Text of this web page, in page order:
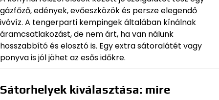
gázfőző, edények, evőeszközök és persze elegendő
ivóvíz. A tengerparti kempingek általában kínálnak
áramcsatlakozást, de nem árt, ha van nálunk
hosszabbító és elosztó is. Egy extra sátoralátét vagy
ponyva is jól jöhet az esős időkre.
Sátorhelyek kiválasztása: mire